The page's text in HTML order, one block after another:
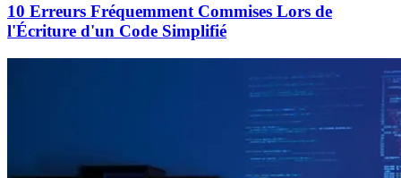
10 Erreurs Fréquemment Commises Lors de
l'Écriture d'un Code Simplifié